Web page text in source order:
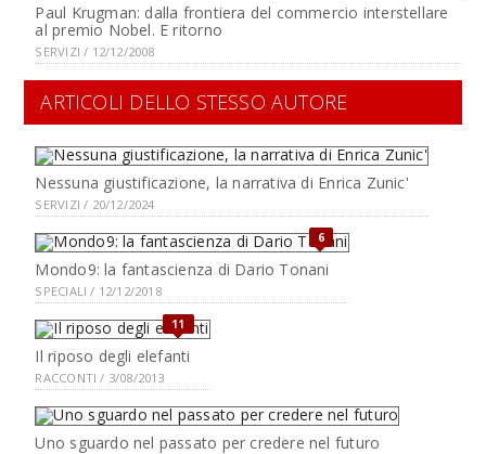
Paul Krugman: dalla frontiera del commercio interstellare
al premio Nobel. E ritorno
SERVIZI / 12/12/2008
ARTICOLI DELLO STESSO AUTORE
Nessuna giustificazione, la narrativa di Enrica Zunic'
SERVIZI / 20/12/2024
6
Mondo9: la fantascienza di Dario Tonani
SPECIALI / 12/12/2018
11
Il riposo degli elefanti
RACCONTI / 3/08/2013
Uno sguardo nel passato per credere nel futuro